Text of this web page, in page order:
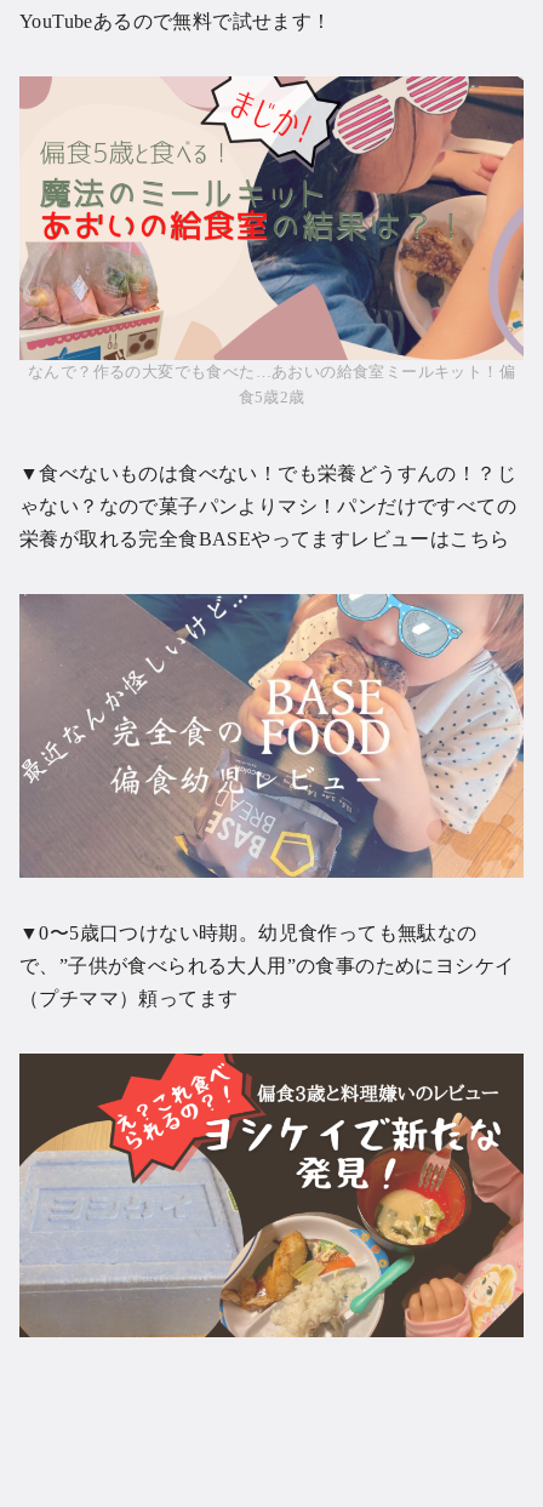
YouTubeあるので無料で試せます！
なんで？作るの大変でも食べた…あおいの給食室ミールキット！偏
食5歳2歳
▼食べないものは食べない！でも栄養どうすんの！？じ
ゃない？なので菓子パンよりマシ！パンだけですべての
栄養が取れる完全食BASEやってますレビューはこちら
▼0〜5歳口つけない時期。幼児食作っても無駄なの
で、”子供が食べられる大人用”の食事のためにヨシケイ
（プチママ）頼ってます